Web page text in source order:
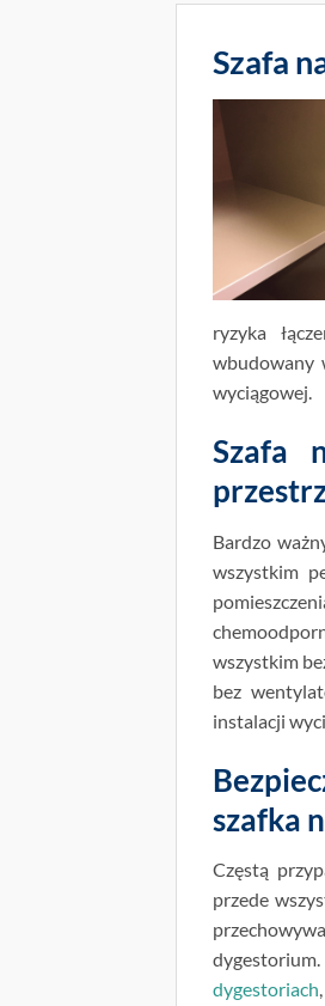
Szafa
ryzyka
wbudowany
wyciągowej.
Szafa
Bardzo
wszystkim
wszystkim
bez
instalacji
szafka
Częstą
przede
dygestoriach